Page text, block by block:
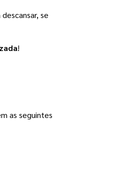
se
!
as seguintes